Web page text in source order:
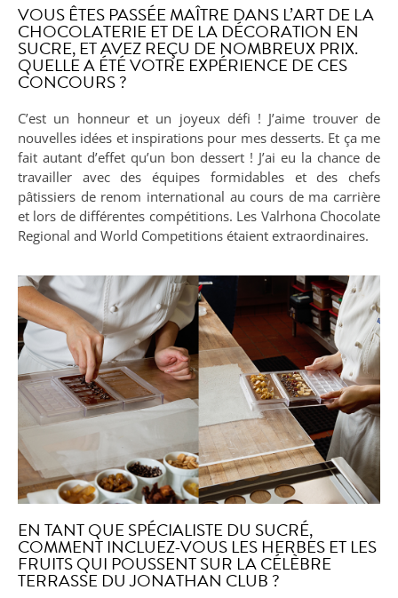
VOUS ÊTES PASSÉE MAÎTRE DANS L’ART DE LA
CHOCOLATERIE ET DE LA DÉCORATION EN
SUCRE, ET AVEZ REÇU DE NOMBREUX PRIX.
QUELLE A ÉTÉ VOTRE EXPÉRIENCE DE CES
CONCOURS ?
C’est un honneur et un joyeux défi ! J’aime trouver de
nouvelles idées et inspirations pour mes desserts. Et ça me
fait autant d’effet qu’un bon dessert ! J’ai eu la chance de
travailler avec des équipes formidables et des chefs
pâtissiers de renom international au cours de ma carrière
et lors de différentes compétitions. Les Valrhona Chocolate
Regional and World Competitions étaient extraordinaires.
EN TANT QUE SPÉCIALISTE DU SUCRÉ,
COMMENT INCLUEZ-VOUS LES HERBES ET LES
FRUITS QUI POUSSENT SUR LA CÉLÈBRE
TERRASSE DU JONATHAN CLUB ?